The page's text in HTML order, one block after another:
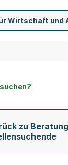
Wirtschaft und
zu Beratung